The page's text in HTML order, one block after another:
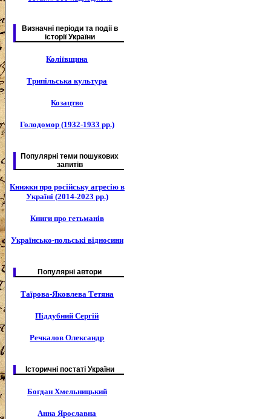
Визначні періоди та подіі в
історії України
Коліївщина
Трипільська культура
Козацтво
Голодомор (1932-1933 рр.)
Популярні теми пошукових
запитів
Книжки про російську агресію в
Україні (2014-2023 рр.)
Книги про гетьманів
Українсько-польські відносини
Популярні автори
Таїрова-Яковлева Тетяна
Піддубний Сергій
Речкалов Олександр
Історичні постаті України
Богдан Хмельницький
Анна Ярославна